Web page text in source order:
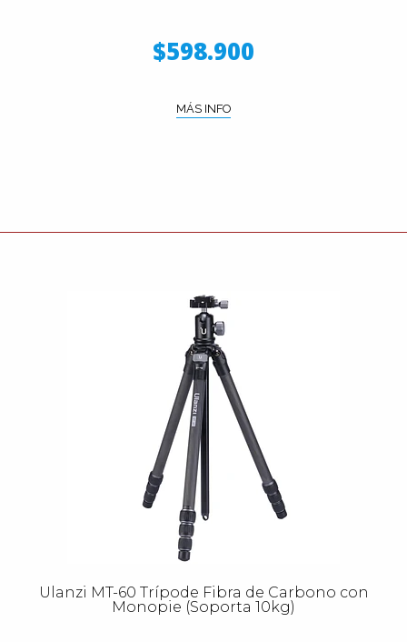
$598.900
MÁS INFO
Ulanzi MT-60 Trípode Fibra de Carbono con
Monopie (Soporta 10kg)